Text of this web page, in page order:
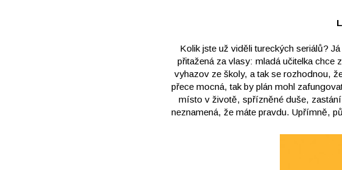
Kolik jste už viděli tureckých seriálů?
přitažená za vlasy: mladá učitelka chce
vyhazov ze školy, a tak se rozhodnou,
přece mocná, tak by plán mohl
místo v životě, spřízněné duše,
neznamená, že máte pravdu. Upřímně,